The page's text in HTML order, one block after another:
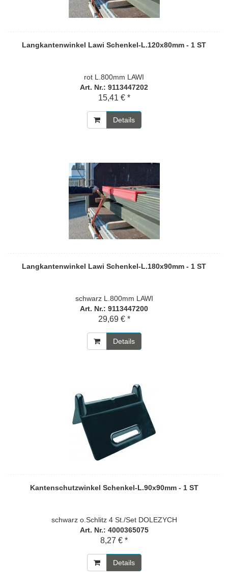
Langkantenwinkel Lawi Schenkel-L.120x80mm - 1 ST
rot L.800mm LAWI
Art. Nr.: 9113447202
15,41 € *
Details
Langkantenwinkel Lawi Schenkel-L.180x90mm - 1 ST
schwarz L.800mm LAWI
Art. Nr.: 9113447200
29,69 € *
Details
Kantenschutzwinkel Schenkel-L.90x90mm - 1 ST
schwarz o.Schlitz 4 St./Set DOLEZYCH
Art. Nr.: 4000365075
8,27 € *
Details